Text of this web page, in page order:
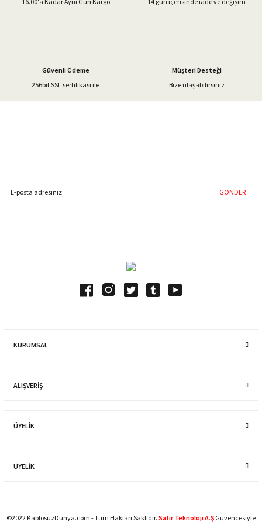
Gönder
Güvenli Ödeme
256bit SSL sertifikası ile
Müşteri Desteği
Bize ulaşabilirsiniz
GÖNDER
KURUMSAL
ALIŞVERIŞ
ÜYELİK
ÜYELİK
©2022 KablosuzDünya.com - Tüm Hakları Saklıdır. Safir Teknoloji A.Ş Güvencesiyle